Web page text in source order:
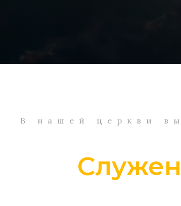
В нашей церкви